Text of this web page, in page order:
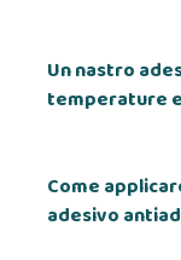
Un nastro
temperature
Come
adesivo